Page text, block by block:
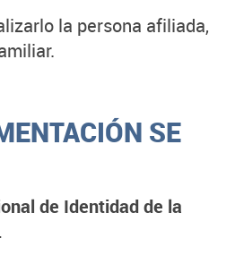
la persona afiliada,
SE
de Identidad de la